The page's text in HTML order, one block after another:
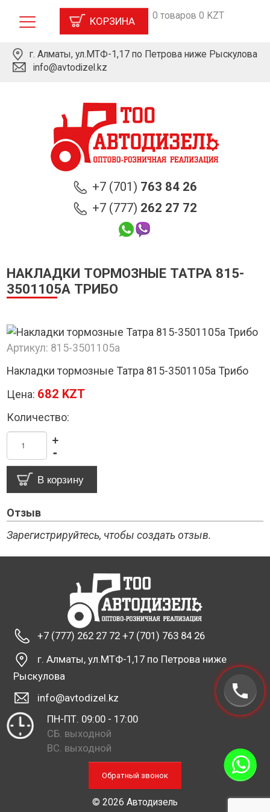
КОРЗИНА 0 товаров 0 KZT
г. Алматы, ул.МТФ-1,17 по Петрова ниже Рыскулова
info@avtodizel.kz
+7 (701) 763 84 26
+7 (777) 262 27 72
НАКЛАДКИ ТОРМОЗНЫЕ ТАТРА 815-
3501105А ТРИБО
Артикул: 815-3501105а
Накладки тормозные Татра 815-3501105а Трибо
Цена: 682 KZT
Количество:
-
+
Отзыв
Зарегистрируйтесь, чтобы создать отзыв.
+7 (777) 262 27 72 +7 (701) 763 84 26
г. Алматы, ул.МТФ-1,17 по Петрова ниже
Рыскулова
info@avtodizel.kz
ПН-ПТ. 09:00 - 17:00
СБ. выходной
ВС. выходной
Обратный звонок
© 2026 Автодизель